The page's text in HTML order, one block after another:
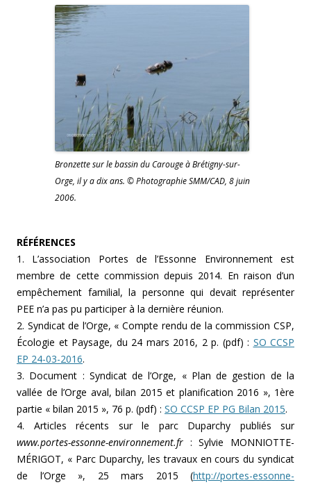
Bronzette sur le bassin du Carouge à Brétigny-sur-
Orge, il y a dix ans. © Photographie SMM/CAD, 8 juin
2006.
RÉFÉRENCES
1. L’association Portes de l’Essonne Environnement est
membre de cette commission depuis 2014. En raison d’un
empêchement familial, la personne qui devait représenter
PEE n’a pas pu participer à la dernière réunion.
2. Syndicat de l’Orge, « Compte rendu de la commission CSP,
Écologie et Paysage, du 24 mars 2016, 2 p. (pdf) : SO CCSP
EP 24-03-2016.
3. Document : Syndicat de l’Orge, « Plan de gestion de la
vallée de l’Orge aval, bilan 2015 et planification 2016 », 1ère
partie « bilan 2015 », 76 p. (pdf) : SO CCSP EP PG Bilan 2015.
4. Articles récents sur le parc Duparchy publiés sur
www.portes-essonne-environnement.fr : Sylvie MONNIOTTE-
MÉRIGOT, « Parc Duparchy, les travaux en cours du syndicat
de l’Orge », 25 mars 2015 (http://portes-essonne-